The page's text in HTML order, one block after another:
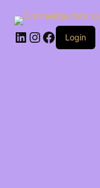
naar
inhoudLinkedIn
Instagram
Facebook
Login